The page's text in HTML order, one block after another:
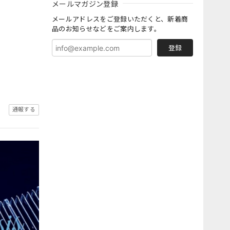
メールマガジン登録
メールアドレスをご登録いただくと、新着商
品のお知らせなどをご案内します。
登録
通報する